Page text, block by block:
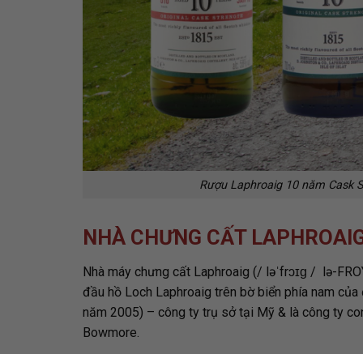
Rượu Laphroaig 10 năm
NHÀ CHƯNG CẤT
Nhà máy chưng cất Laphroaig (/ ləˈfrɔɪɡ / lə-
đầu hồ Loch Laphroaig trên bờ biển phía nam
năm 2005) – công ty trụ sở tại Mỹ & là công ty
Bowmore.